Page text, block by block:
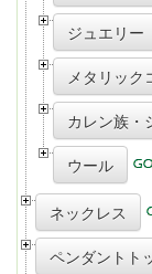
ジュエリー
メタリック
カレン族・
ウール
ネックレス
ペンダントト